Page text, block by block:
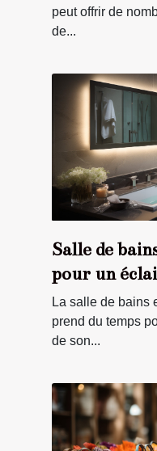
peut offrir de
de...
Salle de
pour un
miroir
La salle de bains
prend du temps
de son...